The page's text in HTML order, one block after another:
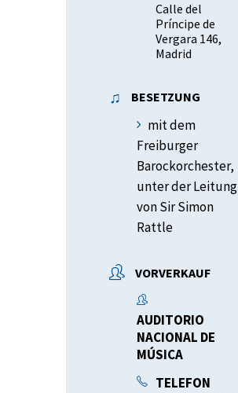
Calle del
Príncipe de
Vergara 146,
Madrid
BESETZUNG
mit dem
Freiburger
Barockorchester,
unter der Leitung
von Sir Simon
Rattle
VORVERKAUF
AUDITORIO
NACIONAL DE
MÚSICA
TELEFON